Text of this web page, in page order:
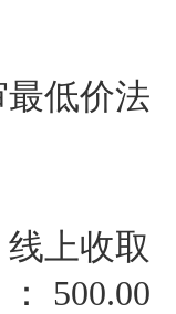
低价法
上收取
500.00